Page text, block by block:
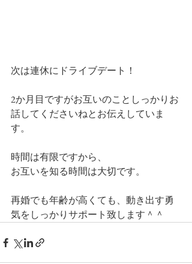
次は連休にドライブデート！
2か月目ですがお互いのことしっかりお
話してくださいねとお伝えしていま
す。
時間は有限ですから、
お互いを知る時間は大切です。
再婚でも年齢が高くても、動き出す勇
気をしっかりサポート致します＾＾